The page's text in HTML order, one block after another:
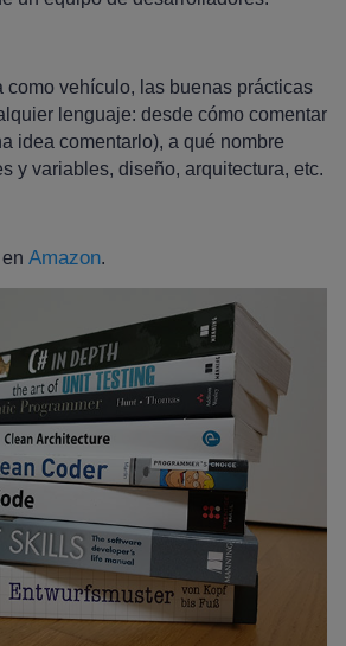
como vehículo, las buenas prácticas
lenguaje: desde cómo comentar
idea comentarlo), a qué nombre
y variables, diseño, arquitectura, etc.
Amazon.